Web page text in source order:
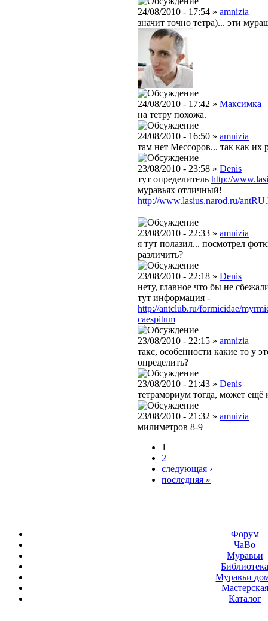
24/08/2010 - 17:54 » amnizia
значит точно тетра)... эти
24/08/2010 - 17:42 » Максимка
на тетру похожа.
24/08/2010 - 16:50 » amnizia
там нет Мессоров... так как их
23/08/2010 - 23:58 » Denis
тут определитель http://
муравьях отличный!
http://www.lasius.narod.ru/
23/08/2010 - 22:33 » amnizia
я тут полазил... посмотрел
различить?
23/08/2010 - 22:18 » Denis
нету, главное что бы не
тут информация -
http://antclub.ru/formicidae/
caespitum
23/08/2010 - 22:15 » amnizia
такс, особенности какие то у
определить?
23/08/2010 - 21:43 » Denis
тетрамориум тогда, может ещё
23/08/2010 - 21:32 » amnizia
милиметров 8-9
1
2
следующая ›
последняя »
Форум
ЧаВо
Муравьи
Муравьи
Мастерская
Каталог